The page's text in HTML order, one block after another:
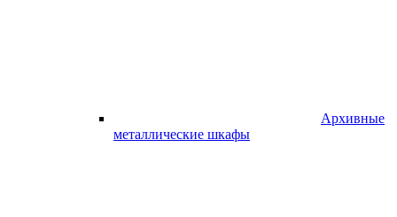
Архивные
металлические шкафы